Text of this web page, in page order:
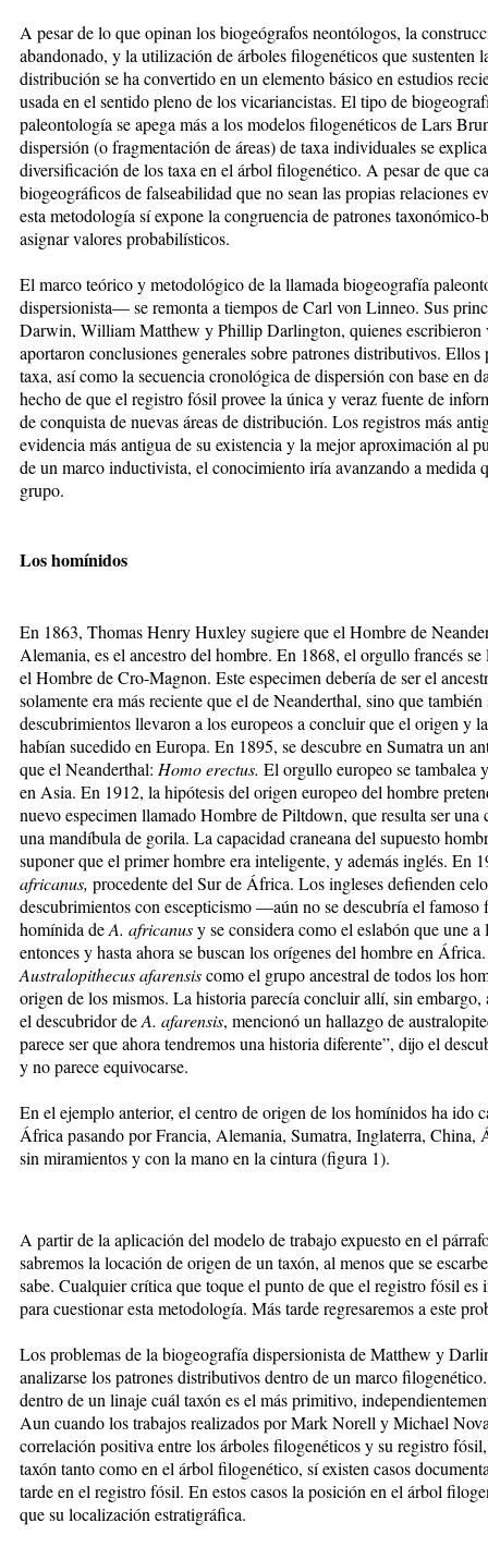
A pesar de lo que opinan los biogeógrafos neontólogos, la
abandonado, y la utilización de árboles filogenéticos que sustenten
distribución se ha convertido en un elemento básico en estudios
usada en el sentido pleno de los vicariancistas. El tipo de
paleontología se apega más a los modelos filogenéticos de Lars
dispersión (o fragmentación de áreas) de taxa individuales se
diversificación de los taxa en el árbol filogenético. A pesar de que
biogeográficos de falseabilidad que no sean las propias relaciones
esta metodología sí expone la congruencia de patrones
asignar valores probabilísticos.
El marco teórico y metodológico de la llamada biogeografía
dispersionista— se remonta a tiempos de Carl von Linneo. Sus
Darwin, William Matthew y Phillip Darlington, quienes escribieron
aportaron conclusiones generales sobre patrones distributivos.
taxa, así como la secuencia cronológica de dispersión con base en
hecho de que el registro fósil provee la única y veraz fuente de
de conquista de nuevas áreas de distribución. Los registros más
evidencia más antigua de su existencia y la mejor aproximación al
de un marco inductivista, el conocimiento iría avanzando a medida
grupo.
Los homínidos
En 1863, Thomas Henry Huxley sugiere que el Hombre de
Alemania, es el ancestro del hombre. En 1868, el orgullo francés
el Hombre de Cro-Magnon. Este especimen debería de ser el
solamente era más reciente que el de Neanderthal, sino que
descubrimientos llevaron a los europeos a concluir que el origen y
habían sucedido en Europa. En 1895, se descubre en Sumatra un
que el Neanderthal: Homo erectus. El orgullo europeo se tambalea
en Asia. En 1912, la hipótesis del origen europeo del hombre
nuevo especimen llamado Hombre de Piltdown, que resulta ser
una mandíbula de gorila. La capacidad craneana del supuesto
suponer que el primer hombre era inteligente, y además inglés. En
africanus, procedente del Sur de África. Los ingleses defienden
descubrimientos con escepticismo —aún no se descubría el
homínida deA. africanusy se considera como el eslabón que une
entonces y hasta ahora se buscan los orígenes del hombre en
Australopithecus afarensiscomo el grupo ancestral de todos los
origen de los mismos. La historia parecía concluir allí, sin embargo,
el descubridor deA. afarensis, mencionó un hallazgo de
parece ser que ahora tendremos una historia diferente”, dijo el
y no parece equivocarse.
En el ejemplo anterior, el centro de origen de los homínidos ha ido
África pasando por Francia, Alemania, Sumatra, Inglaterra, China,
sin miramientos y con la mano en la cintura (figura 1).
A partir de la aplicación del modelo de trabajo expuesto en el
sabremos la locación de origen de un taxón, al menos que se
sabe. Cualquier crítica que toque el punto de que el registro fósil
para cuestionar esta metodología. Más tarde regresaremos a este
Los problemas de la biogeografía dispersionista de Matthew y
analizarse los patrones distributivos dentro de un marco
dentro de un linaje cuál taxón es el más primitivo,
Aun cuando los trabajos realizados por Mark Norell y Michael
correlación positiva entre los árboles filogenéticos y su registro
taxón tanto como en el árbol filogenético, sí existen casos
tarde en el registro fósil. En estos casos la posición en el árbol
que su localización estratigráfica.